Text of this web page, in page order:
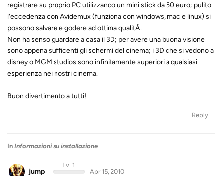
registrare su proprio PC utilizzando un mini stick da 50 euro; pulito
l'eccedenza con Avidemux (funziona con windows, mac e linux) si
possono salvare e godere ad ottima qualitÃ .
Non ha senso guardare a casa il 3D; per avere una buona visione
sono appena sufficenti gli schermi del cinema; i 3D che si vedono a
disney o MGM studios sono infinitamente superiori a qualsiasi
esperienza nei nostri cinema.
Buon divertimento a tutti!
Reply
In Informazioni su installazione
jump
Lv. 1
Apr 15, 2010